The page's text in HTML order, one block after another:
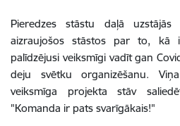
Pieredzes stāstu daļā
aizraujošos stāstos par to, kā
palīdzējusi veiksmīgi vadīt gan
deju svētku organizēšanu.
veiksmīga projekta stāv
"Komanda ir pats svarīgākais!"